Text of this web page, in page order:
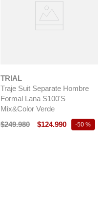
TRIAL
Traje Suit Separate Hombre
Formal Lana S100'S
Mix&Color Verde
$249.980 $124.990 -50 %